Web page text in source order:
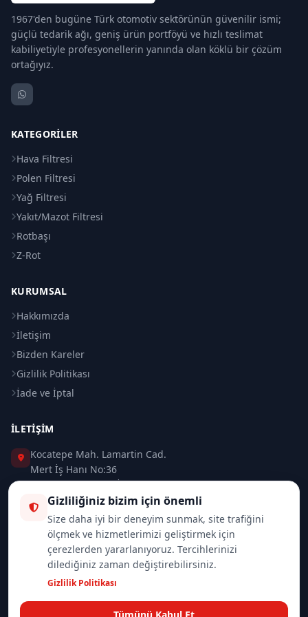
1967'den bugüne Türk otomotiv sektörünün güvenilir ismi;
güçlü tedarik ağı, geniş ürün portföyü ve hızlı teslimat
kabiliyetiyle profesyonellerin yanında olan köklü bir çözüm
ortağıyız.
KATEGORILER
Hava Filtresi
Polen Filtresi
Yağ Filtresi
Yakıt/Mazot Filtresi
Rotbaşı
Z-Rot
KURUMSAL
Hakkımızda
İletişim
Bizden Kareler
Gizlilik Politikası
İade ve İptal
İLETIŞIM
Kocatepe Mah. Lamartin Cad.
Mert İş Hanı No:36
Taksim / Beyoğlu / İSTANBUL
0 (212) 235 37 83
0 (532) 418 08 46
info@merttrade.com
Gizliliğiniz bizim için önemli
Size daha iyi bir deneyim sunmak, site trafiğini
ölçmek ve hizmetlerimizi geliştirmek için
çerezlerden yararlanıyoruz. Tercihlerinizi
dilediğiniz zaman değiştirebilirsiniz.
Gizlilik Politikası